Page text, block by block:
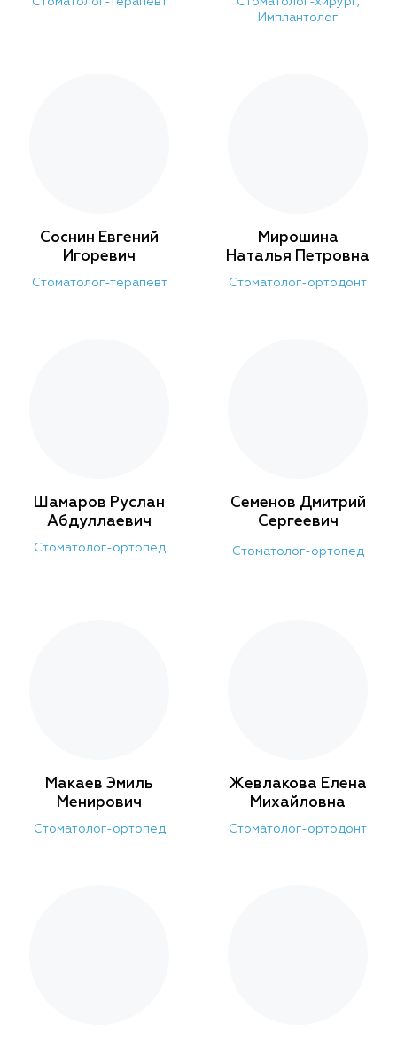
Имплантолог
Соснин Евгений
Игоревич
Стоматолог-терапевт
Мирошина
Наталья Петровна
Стоматолог-ортодонт
Шамаров Руслан
Абдуллаевич
Стоматолог-ортопед
Семенов Дмитрий
Сергеевич
Стоматолог-ортопед
Макаев Эмиль
Менирович
Стоматолог-ортопед
Жевлакова Елена
Михайловна
Стоматолог-ортодонт